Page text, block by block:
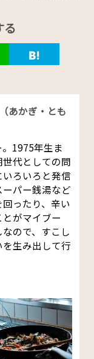
る
（あかぎ・とも
1975年生ま
代としての問
ろいろと発信
パー銭湯など
ったり、辛い
がマイブー
ので、すこし
生み出して行